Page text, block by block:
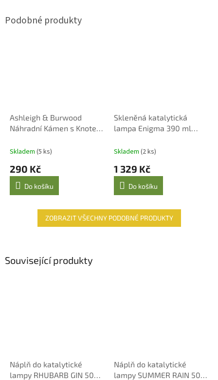
Ashleigh & Burwood
Náhradní Kámen s Knotem
Lampy
Skladem (5 ks)
290 Kč
Do košíku
Skleněná katalytická
lampa Enigma 390 ml
Skladem (2 ks)
1 329 Kč
Do košíku
ZOBRAZIT VŠECHNY PODOBNÉ PRODUKTY
Související produkty
Náplň do katalytické
lampy RHUBARB GIN 500
Náplň do katalytické
lampy SUMMER RAIN 500